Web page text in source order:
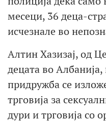
месеци, 36 деца-
исчезнале во
Алтин Хазизај, од
децата во
придружба се
трговија за
дури и трговија со